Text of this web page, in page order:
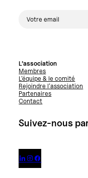
L’association
Membres
L’équipe & le comité
Rejoindre l’association
Partenaires
Contact
Suivez-nous
  